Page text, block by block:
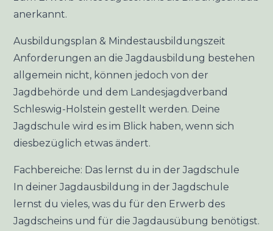
anerkannt.
Ausbildungsplan & Mindestausbildungszeit
Anforderungen an die Jagdausbildung bestehen
allgemein nicht, können jedoch von der
Jagdbehörde und dem Landesjagdverband
Schleswig-Holstein gestellt werden. Deine
Jagdschule wird es im Blick haben, wenn sich
diesbezüglich etwas ändert.
Fachbereiche: Das lernst du in der Jagdschule
In deiner Jagdausbildung in der Jagdschule
lernst du vieles, was du für den Erwerb des
Jagdscheins und für die Jagdausübung benötigst.